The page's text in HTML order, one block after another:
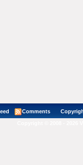
Comments Copyright